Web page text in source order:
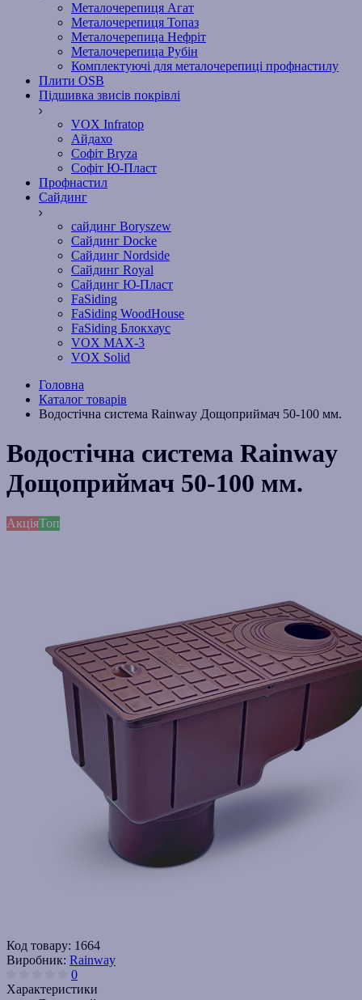
Металочерепиця Агат
Металочерепиця Топаз
Металочерепица Нефріт
Металочерепица Рубін
Комплектуючі для металочерепиці профнастилу
Плити OSB
Підшивка звисів покрівлі
VOX Infratop
Айдахо
Софiт Bryza
Софiт Ю-Пласт
Профнастил
Сайдинг
сайдинг Boryszew
Сайдинг Docke
Сайдинг Nordside
Сайдинг Royal
Сайдинг Ю-Пласт
FaSiding
FaSiding WoodHouse
FaSiding Блокхаус
VOX MAX-3
VOX Solid
Головна
Каталог товарів
Водостічна система Rainway Дощоприймач 50-100 мм.
Водостічна система Rainway
Дощоприймач 50-100 мм.
АкціяТоп
Код товару: 1664
Виробник: Rainway
0
Характеристики